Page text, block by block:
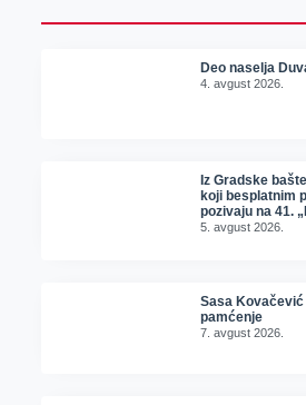
Deo naselja
4. avgust 2026.
Iz Gradske
koji besplatnim
pozivaju na 41.
5. avgust 2026.
Sasa
pamćenje
7. avgust 2026.